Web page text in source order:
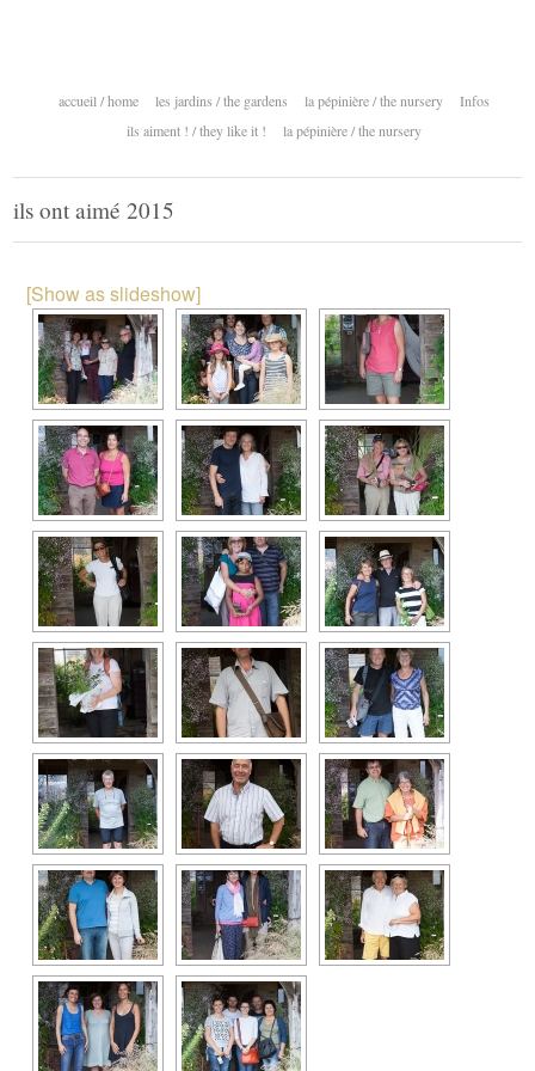
accueil / home les jardins / the gardens la pépinière / the nursery
Infos
ils aiment ! / they like it !
la pépinière / the nursery
ils ont aimé 2015
[Show as slideshow]